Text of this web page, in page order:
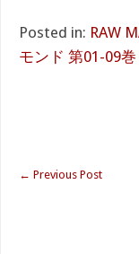
Posted in: RAW
モンド 第01-09
← Previous Post